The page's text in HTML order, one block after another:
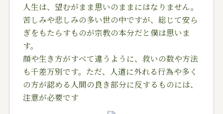
人生は、望むがまま思いのままにはなりません。
苦しみや悲しみの多い世の中ですが、総じて安ら
ぎをもたらすものが宗教の本分だと僕は思いま
す。
顔や生き方がすべて違うように、救いの数や方法
も千差万別です。ただ、人道に外れる行為や多く
の方が認める人間の良き部分に反するものには、
注意が必要です